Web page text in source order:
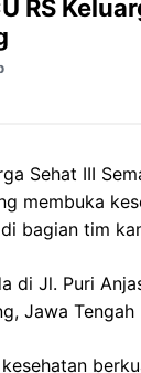
RS
Sehat III
membuka
bagian tim
di Jl. Puri
Jawa Tengah